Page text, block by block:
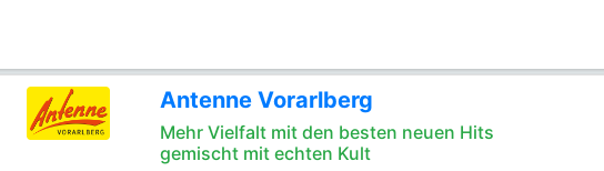
Antenne Vorarlberg
Mehr Vielfalt mit den besten neuen Hits
gemischt mit echten Kult